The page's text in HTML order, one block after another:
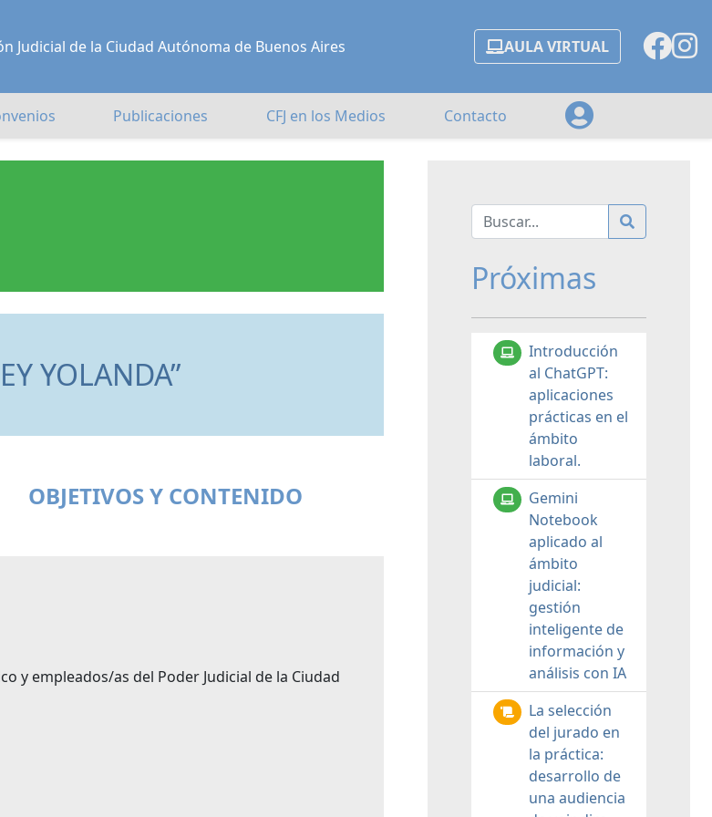
Judicial de la Ciudad Autónoma de Buenos Aires AULA VIRTUAL
Publicaciones CFJ en los Medios Contacto
YOLANDA”
OBJETIVOS Y CONTENIDO
y empleados/as del Poder Judicial de la Ciudad
Próximas
Introducción
al ChatGPT:
aplicaciones
prácticas en el
ámbito
laboral.
Gemini
Notebook
aplicado al
ámbito
judicial:
gestión
inteligente de
información y
análisis con IA
La selección
del jurado en
la práctica:
desarrollo de
una audiencia